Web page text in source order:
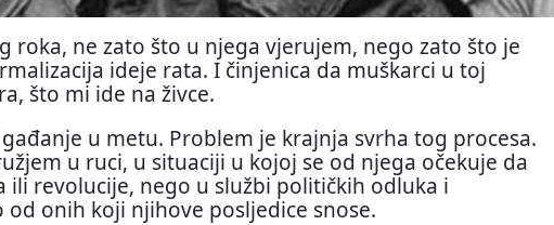
roka, ne zato što u njega vjerujem, nego zato što je
ideje rata. I činjenica da muškarci u toj
što mi ide na živce.
u metu. Problem je krajnja svrha tog procesa.
u ruci, u situaciji u kojoj se od njega očekuje da
revolucije, nego u službi političkih odluka i
onih koji njihove posljedice snose.